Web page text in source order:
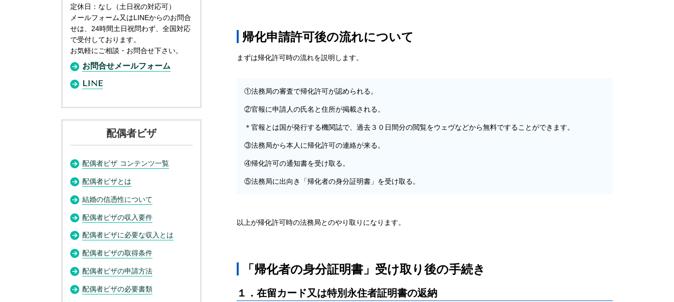
帰化申請許可後の流れについて
まずは帰化許可時の流れを説明します。
①法務局の審査で帰化許可が認められる。
②官報に申請人の氏名と住所が掲載される。
＊官報とは国が発行する機関誌で、過去３０日間分の閲覧をウェヴなどから無料ですることができます。
③法務局から本人に帰化許可の連絡が来る。
④帰化許可の通知書を受け取る。
⑤法務局に出向き「帰化者の身分証明書」を受け取る。
以上が帰化許可時の法務局とのやり取りになります。
「帰化者の身分証明書」受け取り後の手続き
１．在留カード又は特別永住者証明書の返納
定休日：なし（土日祝の対応可）
メールフォーム又はLINEからのお問合
せは、24時間土日祝問わず、全国対応
で受付しております。
お気軽にご相談・お問合せ下さい。
お問合せメールフォーム
LINE
配偶者ビザ
配偶者ビザ コンテンツ一覧
配偶者ビザとは
結婚の信憑性について
配偶者ビザの収入要件
配偶者ビザに必要な収入とは
配偶者ビザの取得条件
配偶者ビザの申請方法
配偶者ビザの必要書類